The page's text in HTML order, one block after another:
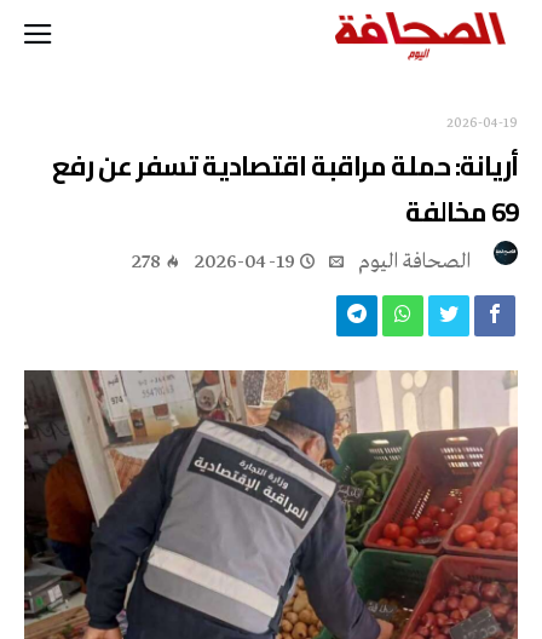
2026-04-19
أريانة: حملة مراقبة اقتصادية تسفر عن رفع
69 مخالفة
2026-04-19
278